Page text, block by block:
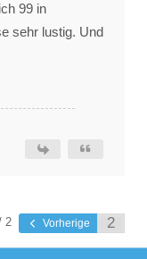
99 in
sehr lustig. Und
2 Vorherige